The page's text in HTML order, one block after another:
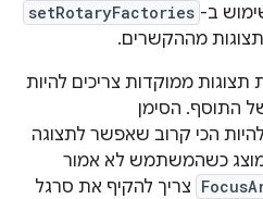
setRotaryFactories
מההקשרים.
ממוקדות צריכים להיות
התוסף. הסימן
הכי קרוב שאפשר לתצוגה
כשהמשתמש לא אמור
צריך להקיף את סרגל